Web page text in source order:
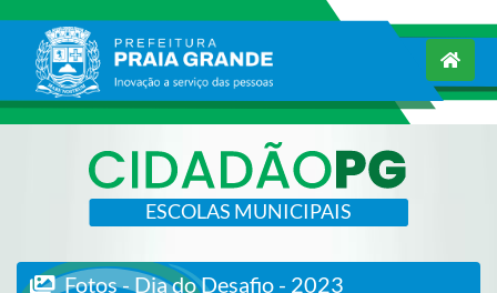
ESCOLAS MUNICIPAIS
Fotos - Dia do Desafio - 2023